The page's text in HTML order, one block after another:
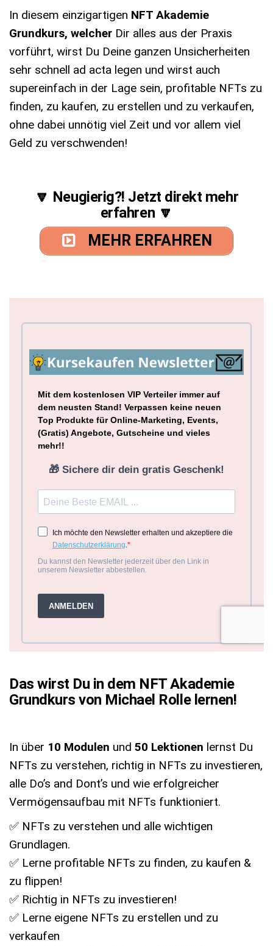
In diesem einzigartigen NFT Akademie
Grundkurs, welcher Dir alles aus der Praxis
vorführt, wirst Du Deine ganzen Unsicherheiten
sehr schnell ad acta legen und wirst auch
supereinfach in der Lage sein, profitable NFTs zu
finden, zu kaufen, zu erstellen und zu verkaufen,
ohne dabei unnötig viel Zeit und vor allem viel
Geld zu verschwenden!
🔽 Neugierig?! Jetzt direkt mehr
erfahren 🔽
MEHR ERFAHREN
Das wirst Du in dem NFT Akademie
Grundkurs von Michael Rolle lernen!
In über 10 Modulen und 50 Lektionen lernst Du
NFTs zu verstehen, richtig in NFTs zu investieren,
alle Do’s and Dont’s und wie erfolgreicher
Vermögensaufbau mit NFTs funktioniert.
✅ NFTs zu verstehen und alle wichtigen
Grundlagen.
✅ Lerne profitable NFTs zu finden, zu kaufen &
zu flippen!
✅ Richtig in NFTs zu investieren!
✅ Lerne eigene NFTs zu erstellen und zu
verkaufen